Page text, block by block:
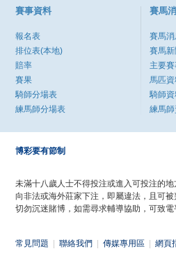
賽事資料
報名表
排位表(本地)
賠率
賽果
騎師分場表
練馬師分場表
賽馬
賽馬消
賽馬
主要
馬匹
騎師
練馬
博彩要有節制
未滿十八歲人士不得投注或進入可投注的地
向非法或海外莊家下注，即屬違法，且可被
切勿沉迷賭博，如需尋求輔導協助，可致電
常見問題 聯絡我們 傳媒專用區 網頁